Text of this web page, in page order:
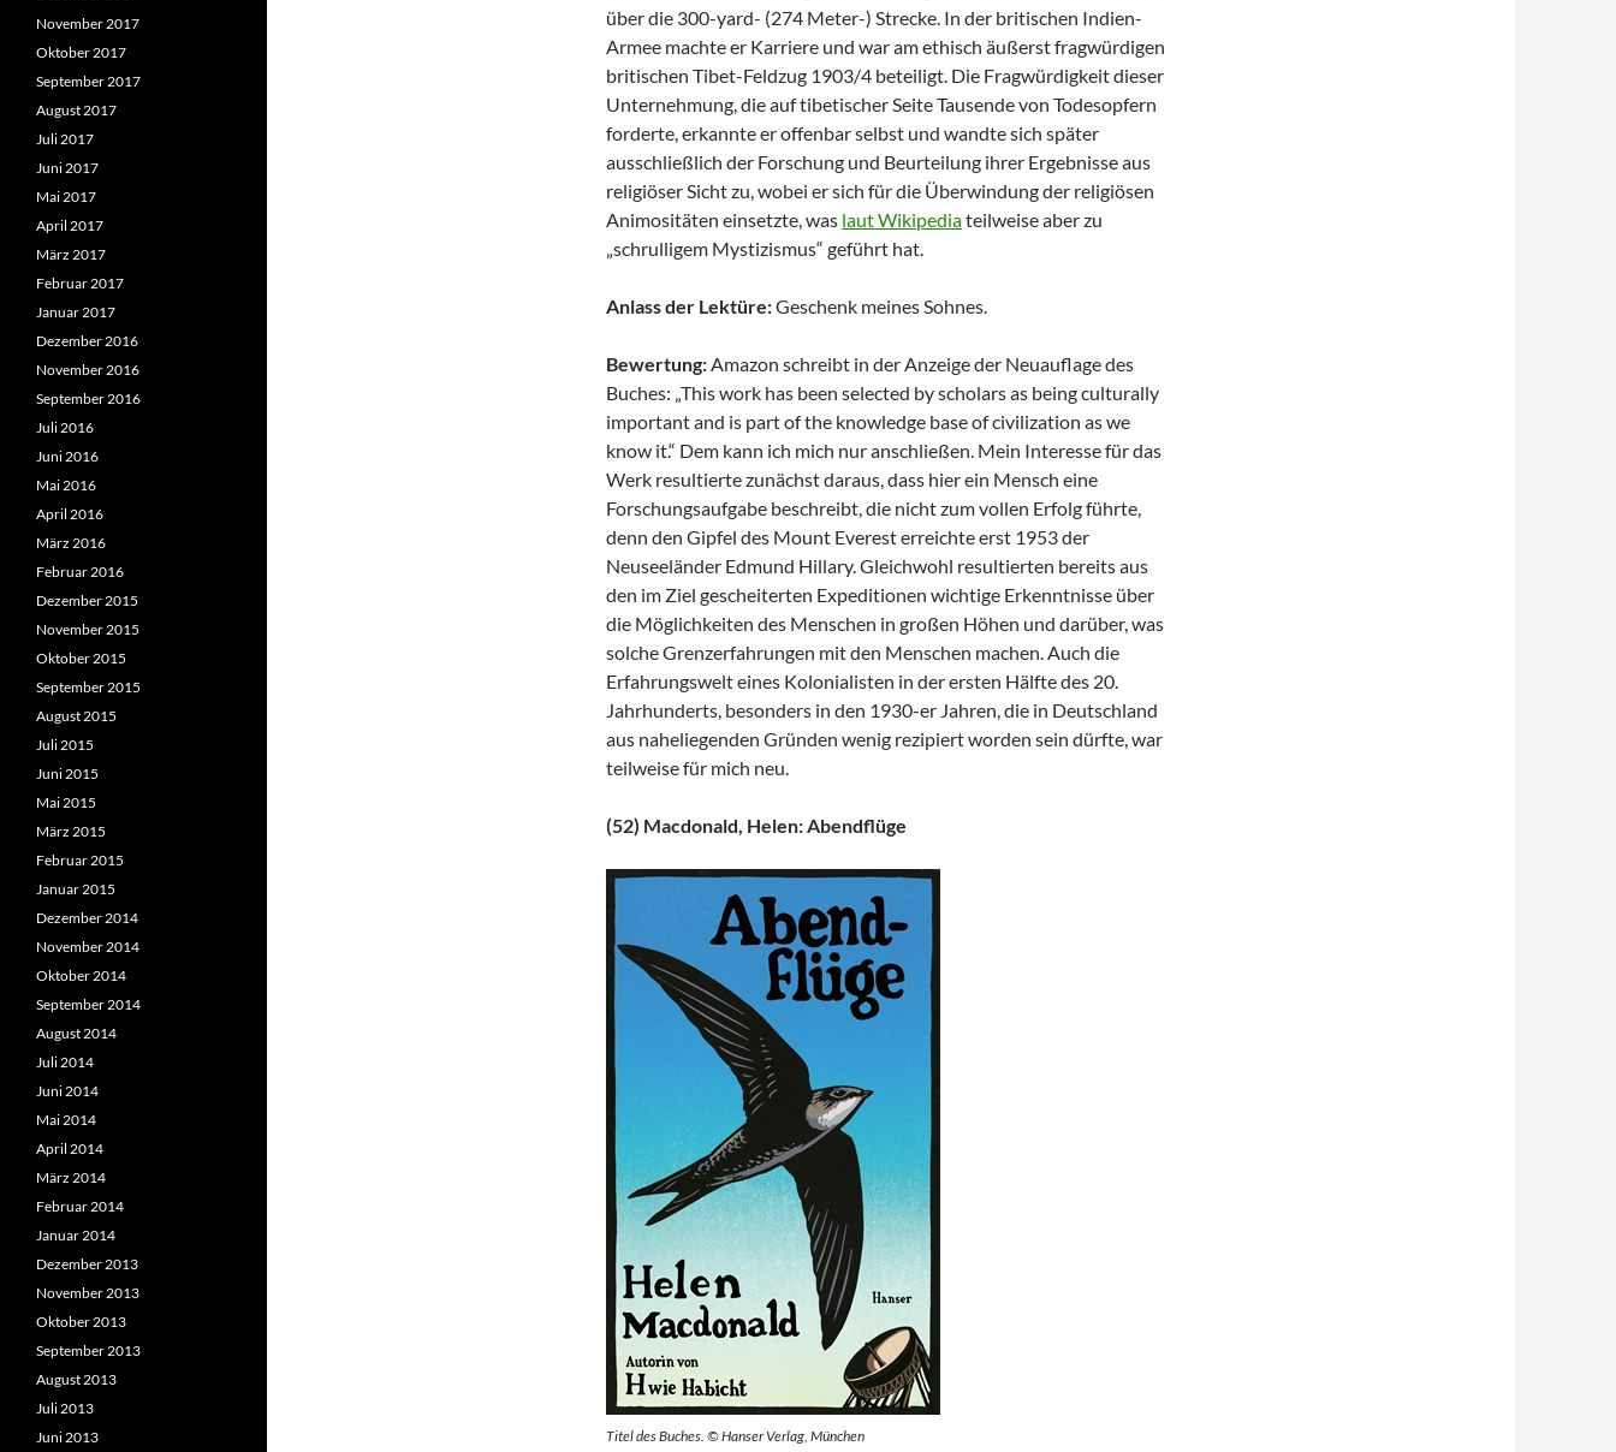
über die 300-yard- (274 Meter-) Strecke. In der britischen Indien-
Armee machte er Karriere und war am ethisch äußerst fragwürdigen
britischen Tibet-Feldzug 1903/4 beteiligt. Die Fragwürdigkeit dieser
Unternehmung, die auf tibetischer Seite Tausende von Todesopfern
forderte, erkannte er offenbar selbst und wandte sich später
ausschließlich der Forschung und Beurteilung ihrer Ergebnisse aus
religiöser Sicht zu, wobei er sich für die Überwindung der religiösen
Animositäten einsetzte, was laut Wikipediateilweise aber zu
„schrulligem Mystizismus“ geführt hat.
Anlass der Lektüre:Geschenk meines Sohnes.
Bewertung:Amazon schreibt in der Anzeige der Neuauflage des
Buches: „This work has been selected by scholars as being culturally
important and is part of the knowledge base of civilization as we
know it.“ Dem kann ich mich nur anschließen. Mein Interesse für das
Werk resultierte zunächst daraus, dass hier ein Mensch eine
Forschungsaufgabe beschreibt, die nicht zum vollen Erfolg führte,
denn den Gipfel des Mount Everest erreichte erst 1953 der
Neuseeländer Edmund Hillary. Gleichwohl resultierten bereits aus
den im Ziel gescheiterten Expeditionen wichtige Erkenntnisse über
die Möglichkeiten des Menschen in großen Höhen und darüber, was
solche Grenzerfahrungen mit den Menschen machen. Auch die
Erfahrungswelt eines Kolonialisten in der ersten Hälfte des 20.
Jahrhunderts, besonders in den 1930-er Jahren, die in Deutschland
aus naheliegenden Gründen wenig rezipiert worden sein dürfte, war
teilweise für mich neu.
(52) Macdonald, Helen: Abendflüge
Titel des Buches. © Hanser Verlag, München
November 2017
Oktober 2017
September 2017
August 2017
Juli 2017
Juni 2017
Mai 2017
April 2017
März 2017
Februar 2017
Januar 2017
Dezember 2016
November 2016
September 2016
Juli 2016
Juni 2016
Mai 2016
April 2016
März 2016
Februar 2016
Dezember 2015
November 2015
Oktober 2015
September 2015
August 2015
Juli 2015
Juni 2015
Mai 2015
März 2015
Februar 2015
Januar 2015
Dezember 2014
November 2014
Oktober 2014
September 2014
August 2014
Juli 2014
Juni 2014
Mai 2014
April 2014
März 2014
Februar 2014
Januar 2014
Dezember 2013
November 2013
Oktober 2013
September 2013
August 2013
Juli 2013
Juni 2013